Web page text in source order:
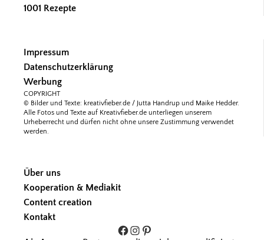
1001 Rezepte
Impressum
Datenschutzerklärung
Werbung
COPYRIGHT
© Bilder und Texte: kreativfieber.de / Jutta Handrup und Maike Hedder.
Alle Fotos und Texte auf Kreativfieber.de unterliegen unserem
Urheberrecht und dürfen nicht ohne unsere Zustimmung verwendet
werden.
Über uns
Kooperation & Mediakit
Content creation
Kontakt
Facebook
Instagram
Pinterest